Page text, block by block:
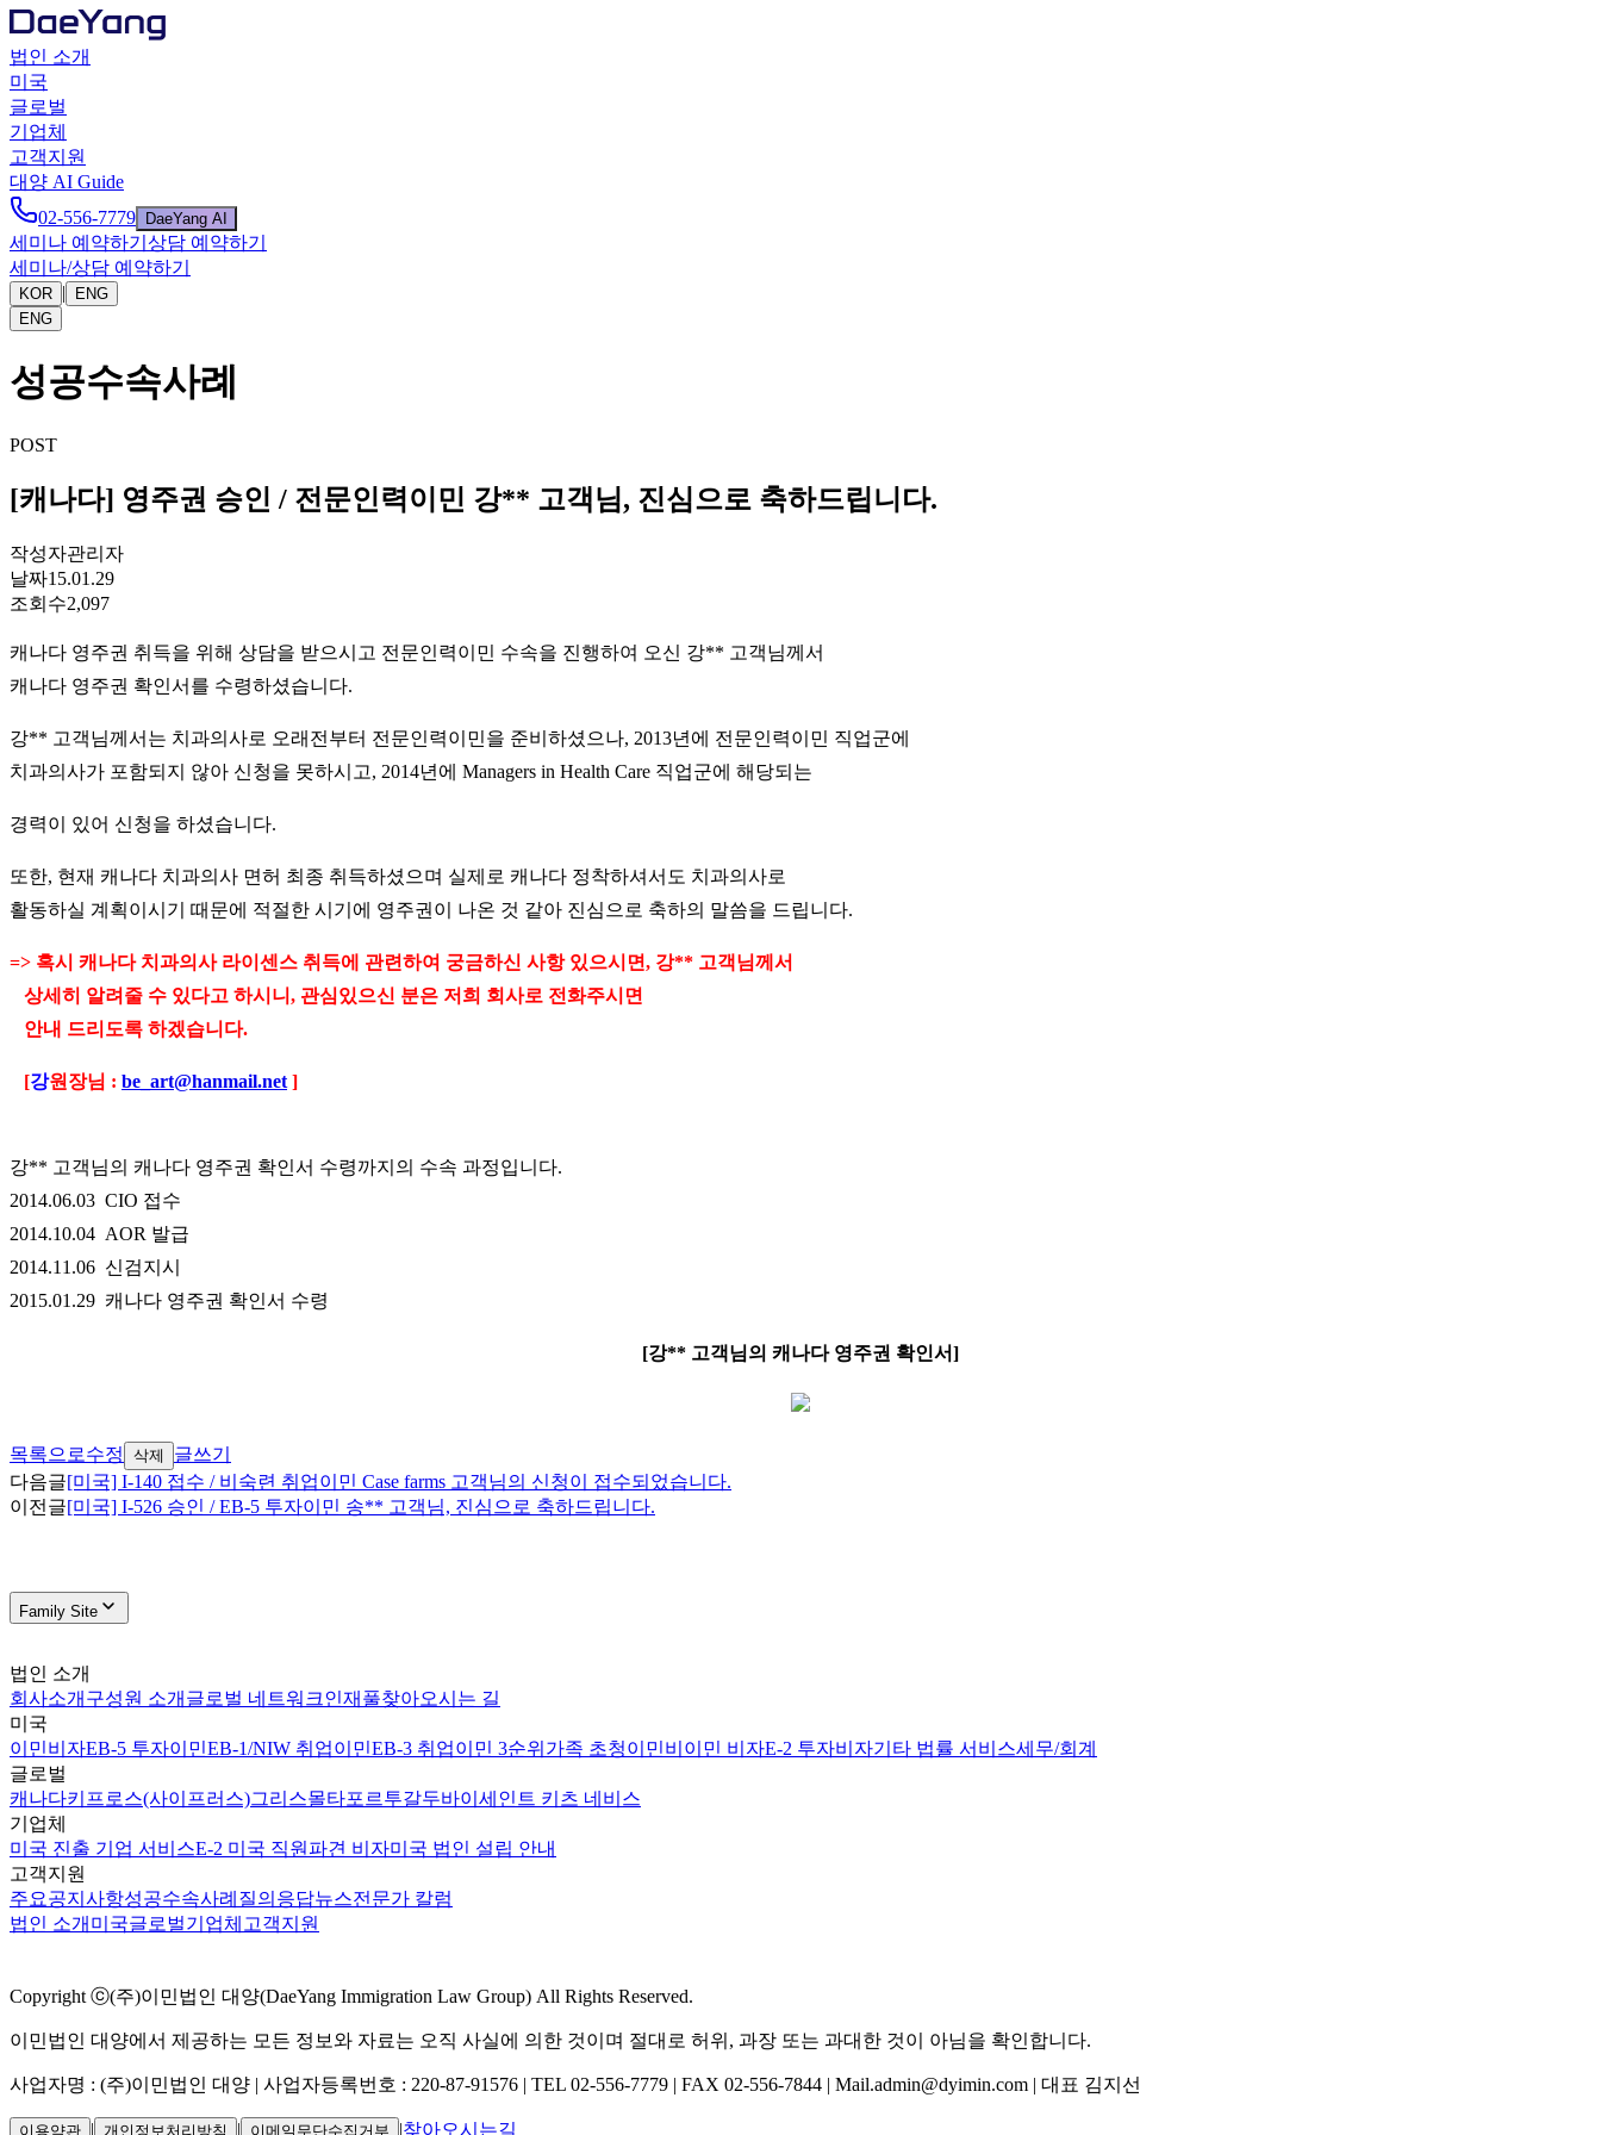
법인 소개
미국
글로벌
기업체
고객지원
대양 AI Guide
02-556-7779
DaeYang AI
세미나 예약하기 상담 예약하기
세미나/상담 예약하기
KOR |
ENG
ENG
성공수속사례
POST
[캐나다] 영주권 승인 / 전문인력이민 강** 고객님, 진심으로 축하드립니다.
작성자관리자
날짜15.01.29
조회수2,097
캐나다 영주권 취득을 위해 상담을 받으시고 전문인력이민 수속을 진행하여 오신 강** 고객님께서
캐나다 영주권 확인서를 수령하셨습니다.
강** 고객님께서는 치과의사로 오래전부터 전문인력이민을 준비하셨으나, 2013년에 전문인력이민 직업군에
치과의사가 포함되지 않아 신청을 못하시고, 2014년에 Managers in Health Care 직업군에 해당되는
경력이 있어 신청을 하셨습니다.
또한, 현재 캐나다 치과의사 면허 최종 취득하셨으며 실제로 캐나다 정착하셔서도 치과의사로
활동하실 계획이시기 때문에 적절한 시기에 영주권이 나온 것 같아 진심으로 축하의 말씀을 드립니다.
=> 혹시 캐나다 치과의사 라이센스 취득에 관련하여 궁금하신 사항 있으시면, 강** 고객님께서
상세히 알려줄 수 있다고 하시니, 관심있으신 분은 저희 회사로 전화주시면
안내 드리도록 하겠습니다.
[강원장님 : be_art@hanmail.net ]
강** 고객님의 캐나다 영주권 확인서 수령까지의 수속 과정입니다.
2014.06.03 CIO 접수
2014.10.04 AOR 발급
2014.11.06 신검지시
2015.01.29 캐나다 영주권 확인서 수령
[강** 고객님의 캐나다 영주권 확인서]
목록으로수정 삭제
글쓰기
다음글[미국] I-140 접수 / 비숙련 취업이민 Case farms 고객님의 신청이 접수되었습니다.
이전글[미국] I-526 승인 / EB-5 투자이민 송** 고객님, 진심으로 축하드립니다.
Family Site
법인 소개
회사소개 구성원 소개 글로벌 네트워크인재풀찾아오시는 길
미국
이민비자EB-5 투자이민EB-1/NIW 취업이민EB-3 취업이민 3순위 가족 초청이민비이민 비자E-2 투자비자기타 법률 서비스세무/회계
글로벌
캐나다키프로스(사이프러스)그리스몰타포르투갈두바이 세인트 키츠 네비스
기업체
미국 진출 기업 서비스E-2 미국 직원파견 비자미국 법인 설립 안내
고객지원
주요공지사항성공수속사례 질의응답뉴스전문가 칼럼
법인 소개 미국글로벌기업체 고객지원
Copyright ⓒ(주)이민법인 대양(DaeYang Immigration Law Group) All Rights Reserved.
이민법인 대양에서 제공하는 모든 정보와 자료는 오직 사실에 의한 것이며 절대로 허위, 과장 또는 과대한 것이 아님을 확인합니다.
사업자명 : (주)이민법인 대양 | 사업자등록번호 : 220-87-91576 | TEL 02-556-7779 | FAX 02-556-7844 | Mail.admin@dyimin.com | 대표 김지선
이용약관 | 개인정보처리방침 | 이메일무단수집거부 |찾아오시는길